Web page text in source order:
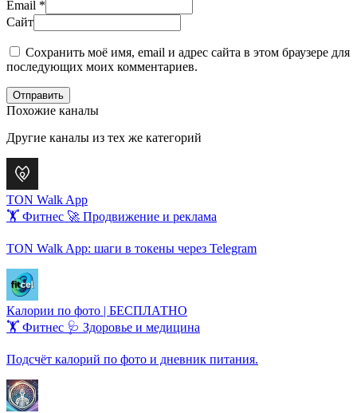
Email *
Сайт
Сохранить моё имя, email и адрес сайта в этом браузере для
последующих моих комментариев.
Отправить
Похожие каналы
Другие каналы из тех же категорий
TON Walk App
🏋️ Фитнес 🚀 Продвижение и реклама
TON Walk App: шаги в токены через Telegram
Калории по фото | БЕСПЛАТНО
🏋️ Фитнес 🩺 Здоровье и медицина
Подсчёт калорий по фото и дневник питания.